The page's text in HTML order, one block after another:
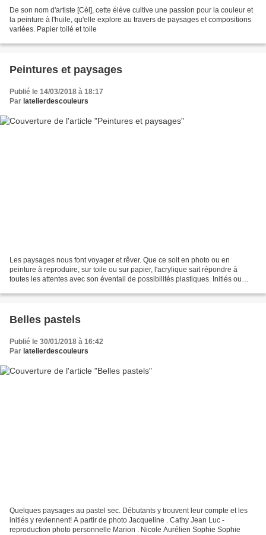
De son nom d'artiste [Cèl], cette élève cultive une passion pour la couleur et
la peinture à l'huile, qu'elle explore au travers de paysages et compositions
variées. Papier toilé et toile
Peintures et paysages
Publié le 14/03/2018 à 18:17
Par latelierdescouleurs
Les paysages nous font voyager et rêver. Que ce soit en photo ou en
peinture à reproduire, sur toile ou sur papier, l'acrylique sait répondre à
toutes les attentes avec son éventail de possibilités plastiques. Initiés ou
Belles pastels
Publié le 30/01/2018 à 16:42
Par latelierdescouleurs
Quelques paysages au pastel sec. Débutants y trouvent leur compte et les
initiés y reviennent! A partir de photo Jacqueline . Cathy Jean Luc -
reproduction photo personnelle Marion . Nicole Aurélien Sophie Sophie